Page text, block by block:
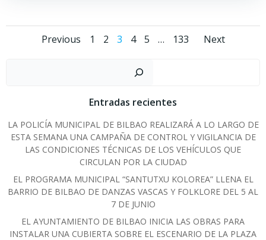
Posts
navigation
Previous
Posts
navigation
Page
1 Page
2 Page
3 Page
4 Page
5 … Page
133
Posts
Next
Entradas recientes
LA POLICÍA MUNICIPAL DE BILBAO REALIZARÁ A LO LARGO DE
ESTA SEMANA UNA CAMPAÑA DE CONTROL Y VIGILANCIA DE
LAS CONDICIONES TÉCNICAS DE LOS VEHÍCULOS QUE
CIRCULAN POR LA CIUDAD
EL PROGRAMA MUNICIPAL “SANTUTXU KOLOREA” LLENA EL
BARRIO DE BILBAO DE DANZAS VASCAS Y FOLKLORE DEL 5 AL
7 DE JUNIO
EL AYUNTAMIENTO DE BILBAO INICIA LAS OBRAS PARA
INSTALAR UNA CUBIERTA SOBRE EL ESCENARIO DE LA PLAZA